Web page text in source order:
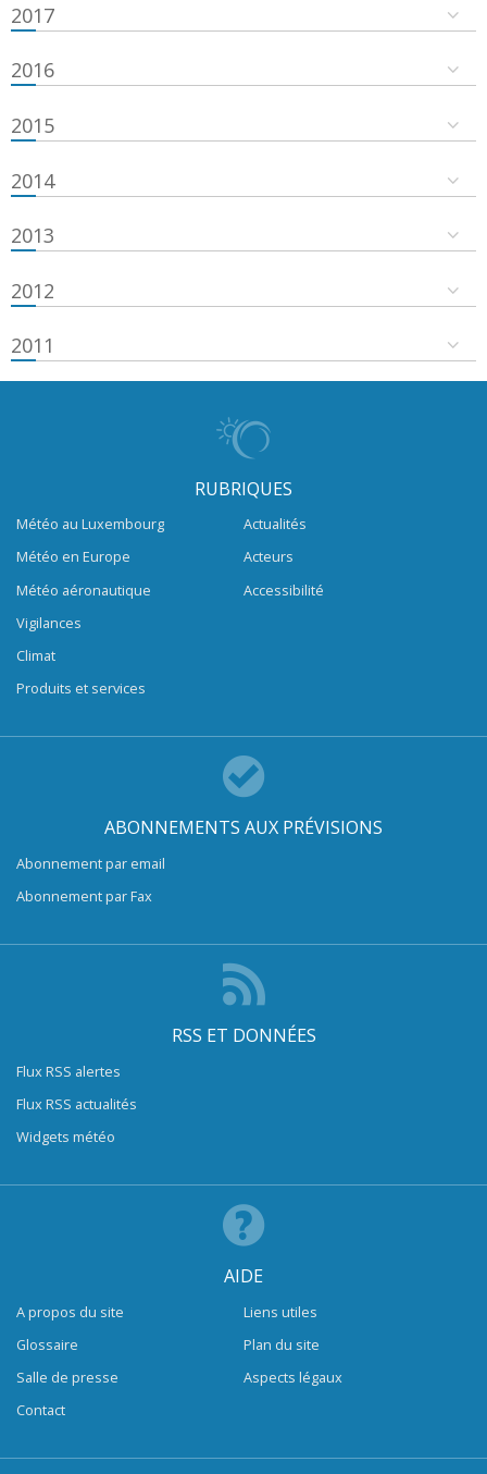
2017
2016
2015
2014
2013
2012
2011
RUBRIQUES
Météo au Luxembourg
Météo en Europe
Météo aéronautique
Vigilances
Climat
Produits et services
Actualités
Acteurs
Accessibilité
ABONNEMENTS AUX PRÉVISIONS
Abonnement par email
Abonnement par Fax
RSS ET DONNÉES
Flux RSS alertes
Flux RSS actualités
Widgets météo
AIDE
A propos du site
Glossaire
Salle de presse
Contact
Liens utiles
Plan du site
Aspects légaux